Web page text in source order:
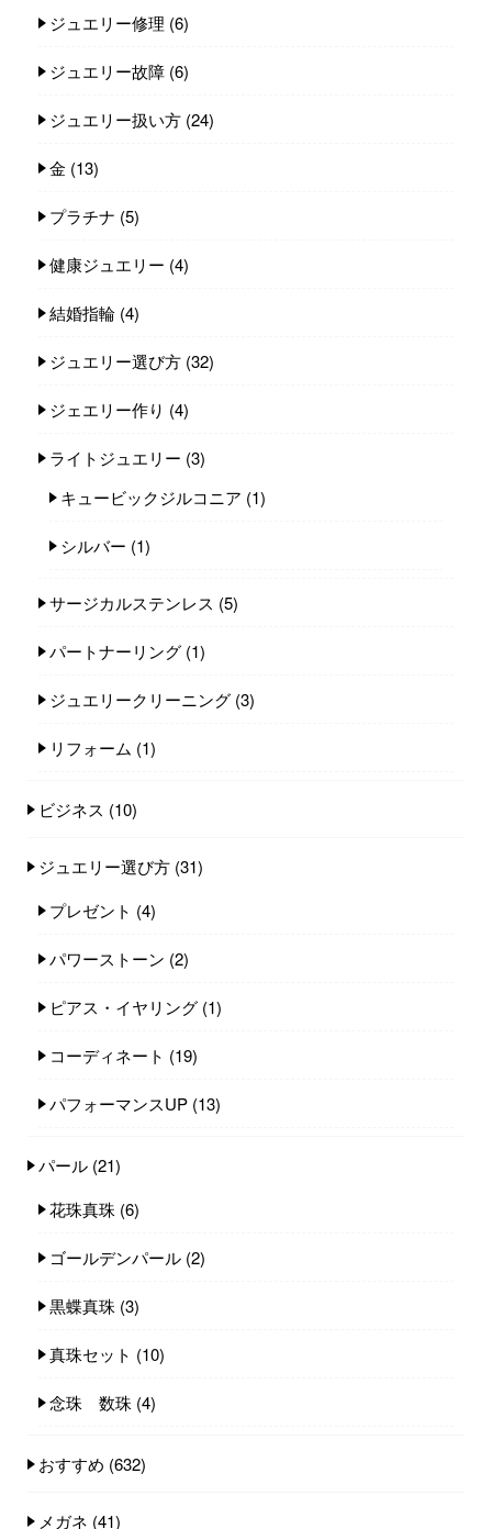
ジュエリー修理 (6)
ジュエリー故障 (6)
ジュエリー扱い方 (24)
金 (13)
プラチナ (5)
健康ジュエリー (4)
結婚指輪 (4)
ジュエリー選び方 (32)
ジェエリー作り (4)
ライトジュエリー (3)
キュービックジルコニア (1)
シルバー (1)
サージカルステンレス (5)
パートナーリング (1)
ジュエリークリーニング (3)
リフォーム (1)
ビジネス (10)
ジュエリー選び方 (31)
プレゼント (4)
パワーストーン (2)
ピアス・イヤリング (1)
コーディネート (19)
パフォーマンスUP (13)
パール (21)
花珠真珠 (6)
ゴールデンパール (2)
黒蝶真珠 (3)
真珠セット (10)
念珠 数珠 (4)
おすすめ (632)
メガネ (41)